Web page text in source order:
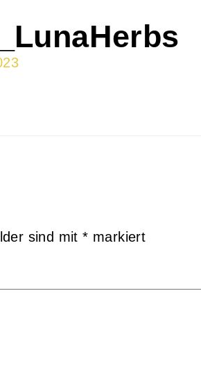
sind mit* markiert